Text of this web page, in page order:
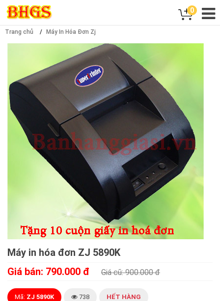
0
Trang chủ Máy In Hóa Đơn Zj
Máy in hóa đơn ZJ 5890K
Giá bán: 790.000 đ
Giá cũ: 900.000 đ
Mã: ZJ 5890K 738 HẾT HÀNG